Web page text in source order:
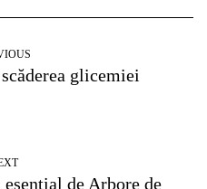
glicemiei
de Arbore de